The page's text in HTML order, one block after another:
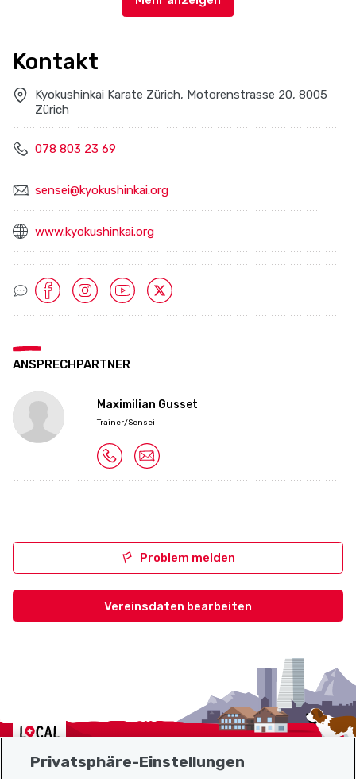
Kontakt
Kyokushinkai Karate Zürich, Motorenstrasse 20, 8005
Zürich
078 803 23 69
sensei@kyokushinkai.org
www.kyokushinkai.org
Socialmedia Links
ANSPRECHPARTNER
Maximilian Gusset
Trainer/Sensei
Problem melden
Vereinsdaten bearbeiten
Localcities
Privatsphäre-Einstellungen